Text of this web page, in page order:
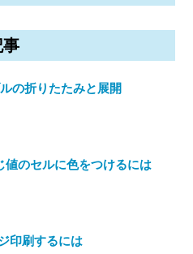
事
の折りたたみと展開
値のセルに色をつけるには
印刷するには